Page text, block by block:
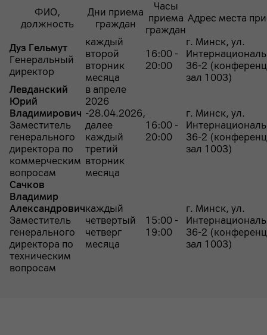
ФИО,
должность
Дни приема
граждан
Часы
приема
граждан
Адрес места
Дуз Гельмут
Генеральный
директор
каждый
второй
вторник
месяца
16:00 -
20:00
г. Минск, ул.
36-2
зал 1003)
Левданский
Юрий
Владимирович
Заместитель
генерального
директора по
коммерческим
вопросам
в апреле
2026
-28.04.2026,
далее
каждый
третий
вторник
месяца
16:00 -
20:00
г. Минск, ул.
36-2
зал 1003)
Сачков
Владимир
Александрович
Заместитель
генерального
директора по
техническим
вопросам
каждый
четвертый
четверг
месяца
15:00 -
19:00
г. Минск, ул.
36-2
зал 1003)